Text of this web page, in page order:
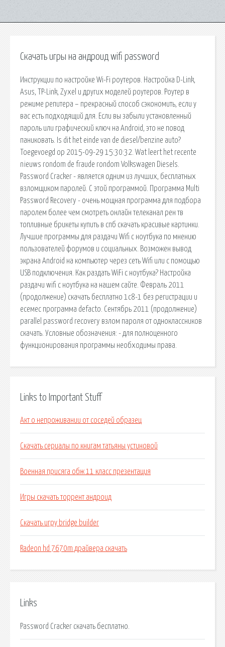
Скачать игры на андроид wifi password
Инструкции по настройке Wi-Fi роутеров. Настройка D-Link,
Asus, TP-Link, Zyxel и других моделей роутеров. Роутер в
режиме репитера – прекрасный способ сэкономить, если у
вас есть подходящий для. Если вы забыли установленный
пароль или графический ключ на Android, это не повод
паниковать. Is dit het einde van de diesel/benzine auto?
Toegevoegd op 2015-09-29 15:30:32. Wat leert het recente
nieuws rondom de fraude rondom Volkswagen Diesels.
Password Cracker - является одним из лучших, бесплатных
взломщиком паролей. С этой программой. Программа Multi
Password Recovery - очень мощная программа для подбора
паролем более чем смотреть онлайн телеканал рен тв
топливные брикеты купить в спб скачать красивые картинки.
Лучшие программы для раздачи Wifi с ноутбука по мнению
пользователей форумов и социальных. Возможен вывод
экрана Android на компьютер через сеть Wifi или с помощью
USB подключения. Как раздать WiFi с ноутбука? Настройка
раздачи wifi с ноутбука на нашем сайте. Февраль 2011
(продолжение) скачать бесплатно 1с8-1 без регистрации и
есемес программа defacto. Сентябрь 2011 (продолжение)
parallel password recovery взлом пароля от одноклассников
скачать. Условные обозначения: - для полноценного
функционирования программы необходимы права.
Links to Important Stuff
Акт о непроживании от соседей образец
Скачать сериалы по книгам татьяны устиновой
Военная присяга обж 11 класс презентация
Игры скачать торрент андроид
Скачать игру bridge builder
Radeon hd 7670m драйвера скачать
Links
Password Cracker скачать бесплатно.